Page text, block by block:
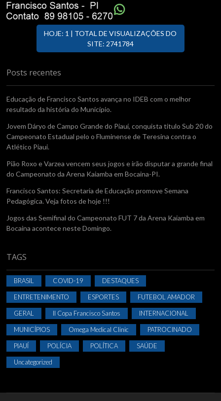
HOJE: 1 | TOTAL DE VISUALIZAÇÕES DO
SITE: 2741784
Posts recentes
Educação de Francisco Santos avança no IDEB com o melhor
resultado da história do Município.
Jovem Dáryo de Campo Grande do Piauí, conquista titulo Sub 20 do
Campeonato Estadual pelo o Fluminense de Teresina contra o
Atlético Piaui.
Pião Roxo e Varzea vencem seus jogos e irão disputar a grande final
do Campeonato da Arena Kaiamba em Bocaina-PI.
Francisco Santos: Secretaria de Educação promove Semana
Pedagógica. Veja fotos de hoje !!!
Jogos das Semifinal do Campeonato FUT 7 da Arena Kaiamba em
Bocaina acontece neste Domingo.
TAGS
BRASIL COVID-19 DESTAQUES
ENTRETENIMENTO ESPORTES FUTEBOL AMADOR
GERAL II Copa Francisco Santos INTERNACIONAL
MUNICÍPIOS Omega Medical Clinic PATROCINADO
PIAUÍ POLÍCIA POLÍTICA SAÚDE
Uncategorized